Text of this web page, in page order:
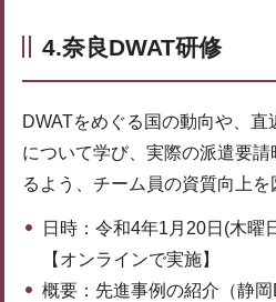
4.奈良DWAT研修
DWATをめぐる国の動向や、直
について学び、実際の派遣要請
るよう、チーム員の資質向上を
日時：令和4年1月20日(木曜
【オンラインで実施】
概要：先進事例の紹介（静